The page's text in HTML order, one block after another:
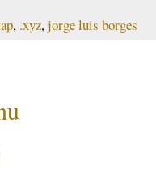
, .xyz,jorge luis borges